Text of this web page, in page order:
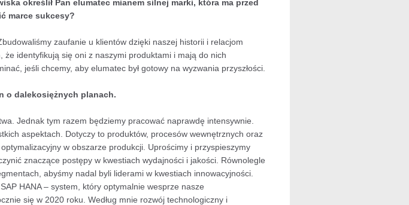
określił Pan elumatec mianem silnej marki, która ma przed
marce sukcesy?
zaufanie u klientów dzięki naszej historii i relacjom
identyfikują się oni z naszymi produktami i mają do nich
jeśli chcemy, aby elumatec był gotowy na wyzwania przyszłości.
o dalekosiężnych planach.
Jednak tym razem będziemy pracować naprawdę intensywnie.
aspektach. Dotyczy to produktów, procesów wewnętrznych oraz
w obszarze produkcji. Uprościmy i przyspieszymy
znaczące postępy w kwestiach wydajności i jakości. Równolegle
abyśmy nadal byli liderami w kwestiach innowacyjności.
HANA – system, który optymalnie wesprze nasze
się w 2020 roku. Według mnie rozwój technologiczny i